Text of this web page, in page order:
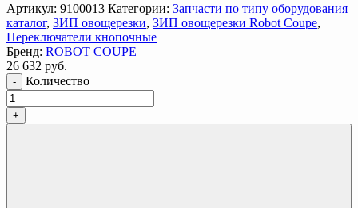
Артикул: 9100013 Категории: Запчасти по типу оборудования
каталог, ЗИП овощерезки, ЗИП овощерезки Robot Coupe,
Переключатели кнопочные
Бренд: ROBOT COUPE
26 632 руб.
- Количество
+